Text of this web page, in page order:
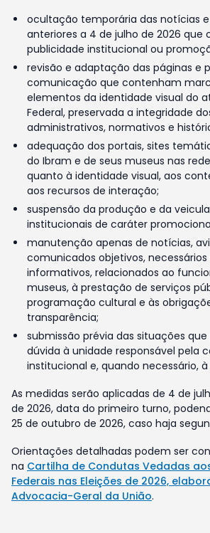
ocultação temporária das notícias
anteriores a 4 de julho de 2026 que
publicidade institucional ou
revisão e adaptação das páginas e
comunicação que contenham
elementos da identidade visual do
Federal, preservada a integridade
administrativos, normativos e
adequação dos portais, sites
do Ibram e de seus museus nas
quanto à identidade visual, aos
aos recursos de interação;
suspensão da produção e da
institucionais de caráter
manutenção apenas de notícias,
comunicados objetivos,
informativos, relacionados ao
museus, à prestação de serviços
programação cultural e às
transparência;
submissão prévia das situações
dúvida à unidade responsável pela
institucional e, quando necessário,
As medidas serão aplicadas de 4 de
de 2026, data do primeiro turno,
25 de outubro de 2026, caso haja
Orientações detalhadas podem ser
na Cartilha de Condutas Vedadas
Federais nas Eleições de 2026,
Advocacia-Geral da União.